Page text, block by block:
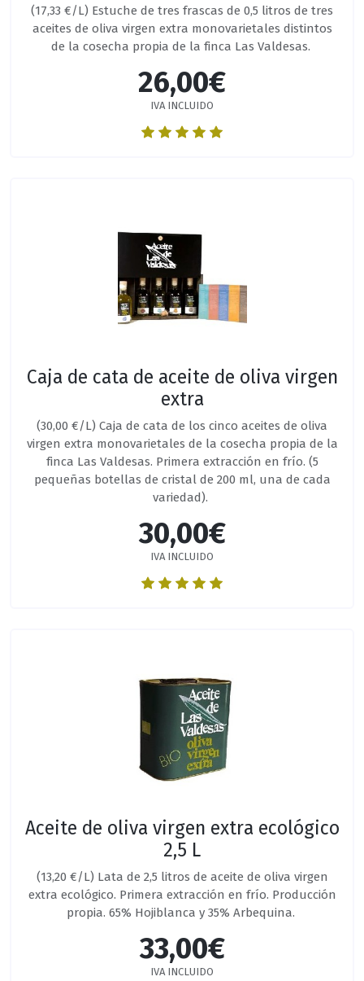
(17,33 €/L) Estuche de tres frascas de 0,5 litros de tres
aceites de oliva virgen extra monovarietales distintos
de la cosecha propia de la finca Las Valdesas.
26,00€
IVA INCLUIDO
Caja de cata de aceite de oliva virgen
extra
(30,00 €/L) Caja de cata de los cinco aceites de oliva
virgen extra monovarietales de la cosecha propia de la
finca Las Valdesas. Primera extracción en frío. (5
pequeñas botellas de cristal de 200 ml, una de cada
variedad).
30,00€
IVA INCLUIDO
Aceite de oliva virgen extra ecológico
2,5 L
(13,20 €/L) Lata de 2,5 litros de aceite de oliva virgen
extra ecológico. Primera extracción en frío. Producción
propia. 65% Hojiblanca y 35% Arbequina.
33,00€
IVA INCLUIDO